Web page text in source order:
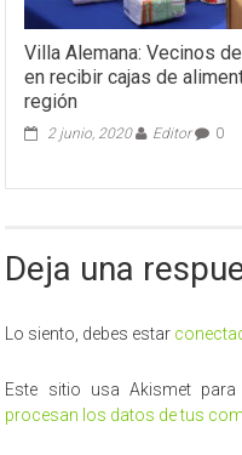
Villa Alemana: Vecinos
en recibir cajas de
región
2 junio, 2020 Editor 0
Deja una
Lo siento, debes estar
Este sitio usa Akismet
procesan los datos de tus